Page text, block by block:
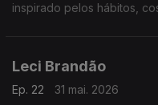
inspirado pelos hábitos,
Leci Brandão
Ep. 22 31 mai. 2026